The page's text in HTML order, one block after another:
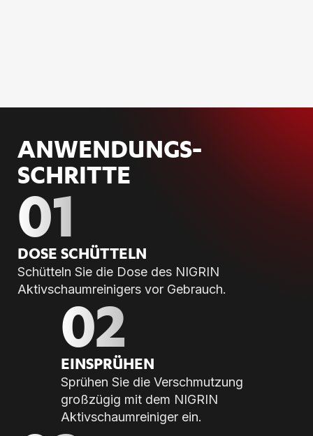
ANWENDUNGS­
SCHRITTE
01
DOSE SCHÜT­TELN
Schütteln Sie die Dose des NIGRIN
Aktivschaumreinigers vor Gebrauch.
02
EIN­SPRÜ­HEN
Sprühen Sie die Verschmutzung
großzügig mit dem NIGRIN
Aktivschaumreiniger ein.